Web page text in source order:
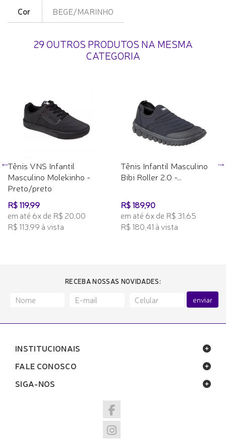
Cor BEGE/MARINHO
29 OUTROS PRODUTOS NA MESMA
CATEGORIA
Tênis VNS Infantil
Masculino Molekinho -
Preto/preto
R$ 119,99
em até 6x de R$ 20,00
R$ 113,99 à vista
Tênis Infantil Masculino
Bibi Roller 2.0 -...
R$ 189,90
em até 6x de R$ 31,65
R$ 180,41 à vista
RECEBA NOSSAS NOVIDADES:
enviar
INSTITUCIONAIS
FALE CONOSCO
SIGA-NOS